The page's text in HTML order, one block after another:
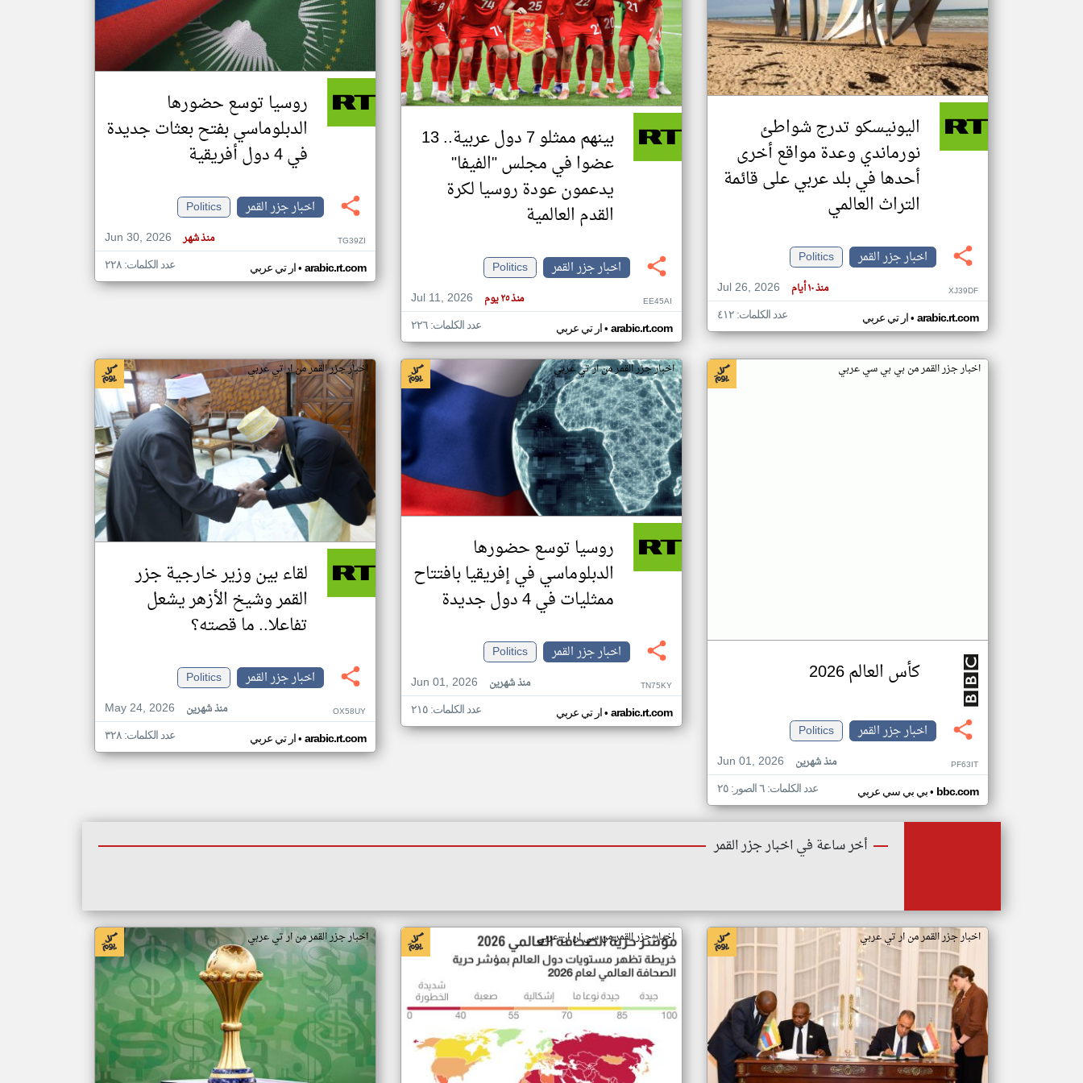
تغيير الدولة
اخبار جزر القمر على مدار الساعة
أهم اخبار جزر القمر العاجلة والمباشرة
اليونيسكو تدرج شواطئ
نورماندي وعدة مواقع أخرى
أحدها في بلد عربي على قائمة
التراث العالمي
اخبار جزر القمر
Politics
Jul 26, 2026
منذ ١٠ أيام XJ39DF
ار تي عربي• arabic.rt.com عدد الكلمات: ٤١٢
بينهم ممثلو 7 دول عربية.. 13
عضوا في مجلس "الفيفا"
يدعمون عودة روسيا لكرة
القدم العالمية
اخبار جزر القمر
Politics
Jul 11, 2026
منذ ٢٥ يوم EE45AI
ار تي عربي• arabic.rt.com عدد الكلمات: ٢٢٦
روسيا توسع حضورها
الدبلوماسي بفتح بعثات جديدة
في 4 دول أفريقية
اخبار جزر القمر
Politics
Jun 30, 2026
منذ شهر TG39ZI
ار تي عربي• arabic.rt.com عدد الكلمات: ٢٢٨
اخبار جزر القمر من بي بي سي عربي
كأس العالم 2026
اخبار جزر القمر
Politics
Jun 01, 2026
منذ شهرين PF63IT
بي بي سي عربي• bbc.com عدد الكلمات: ٦ الصور: ٢٥
اخبار جزر القمر من ار تي عربي
روسيا توسع حضورها
الدبلوماسي في إفريقيا بافتتاح
ممثليات في 4 دول جديدة
اخبار جزر القمر
Politics
Jun 01, 2026
منذ شهرين TN75KY
ار تي عربي• arabic.rt.com عدد الكلمات: ٢١٥
اخبار جزر القمر من ار تي عربي
لقاء بين وزير خارجية جزر
القمر وشيخ الأزهر يشعل
تفاعلا.. ما قصته؟
اخبار جزر القمر
Politics
May 24, 2026
منذ شهرين OX58UY
ار تي عربي• arabic.rt.com عدد الكلمات: ٣٢٨
أخر ساعة في اخبار جزر القمر
اخبار جزر القمر من ار تي عربي اخبار جزر القمر من سي ان ان عربي اخبار جزر القمر من ار تي عربي
klyoum.com